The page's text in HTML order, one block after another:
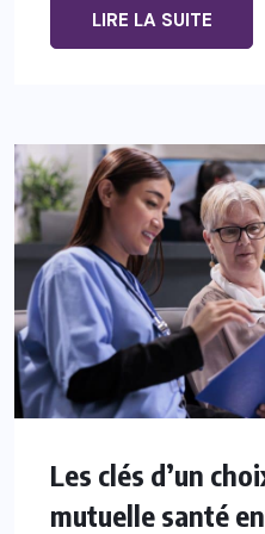
LIRE LA SUITE
Les clés d’un
mutuelle santé